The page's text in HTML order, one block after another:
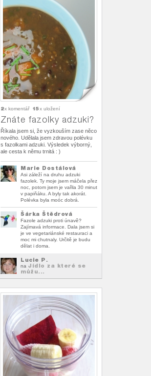
2x komentář 15x uložení
Znáte fazolky adzuki?
Říkala jsem si, že vyzkouším zase něco
nového. Udělala jsem zdravou polévku
s fazolkami adzuki. Výsledek výborný,
ale cesta k němu trnitá : )
Marie Dostálová
Asi záleží na druhu adzuki
fazolek. Ty moje jsem máčela přez
noc, potom jsem je vařila 30 minut
v papiňáku. A byly tak akorát.
Polévka byla moóc dobrá.
Šárka Štědrová
Fazole adzuki proti únavě?
Zajímavá informace. Dala jsem si
je ve vegetariánské restauraci a
moc mi chutnaly. Určitě je budu
dělat i doma.
Lucie P.
na Jídlo za které se
můžu...